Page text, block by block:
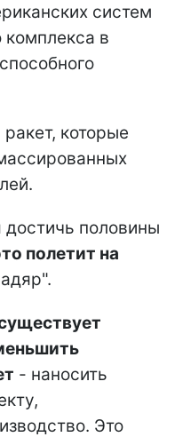
систем
комплекса в
ракет, которые
половины
полетит на
- наносить
Это